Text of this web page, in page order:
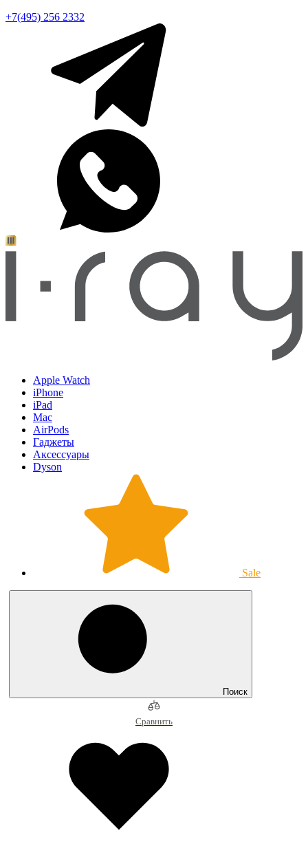
+7(495) 256 2332
Apple Watch
iPhone
iPad
Mac
AirPods
Гаджеты
Аксессуары
Dyson
Sale
Поиск
Сравнить